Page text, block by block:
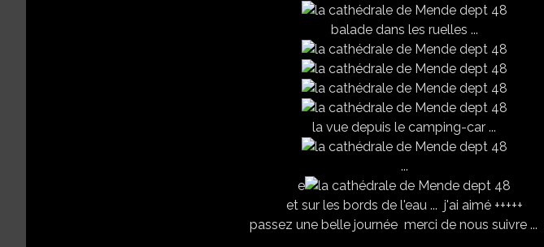
balade dans les ruelles ...
la vue depuis le camping-car ...
...
e
et sur les bords de l'eau ... j'ai aimé +++++
passez une belle journée merci de nous suivre ...